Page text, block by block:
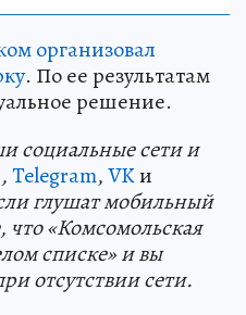
организовал
. По ее результатам
решение.
социальные сети и
,Telegram,VKи
глушат мобильный
что «Комсомольская
списке» и вы
отсутствии сети.